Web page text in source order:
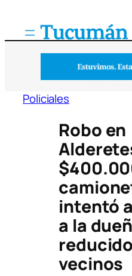
Policiales
Robo en
intentó
a la
vecinos